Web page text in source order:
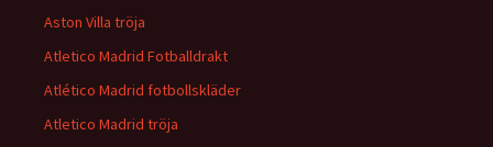
Aston Villa tröja
Atletico Madrid Fotballdrakt
Atlético Madrid fotbollskläder
Atletico Madrid tröja